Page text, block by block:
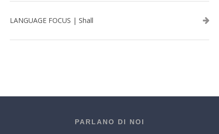
LANGUAGE FOCUS | Shall
PARLANO DI NOI